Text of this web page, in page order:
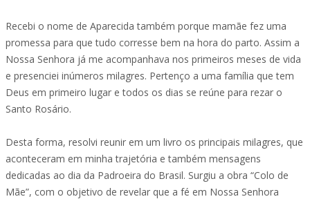
Recebi o nome de Aparecida também porque mamãe fez uma
promessa para que tudo corresse bem na hora do parto. Assim a
Nossa Senhora já me acompanhava nos primeiros meses de vida
e presenciei inúmeros milagres. Pertenço a uma família que tem
Deus em primeiro lugar e todos os dias se reúne para rezar o
Santo Rosário.
Desta forma, resolvi reunir em um livro os principais milagres, que
aconteceram em minha trajetória e também mensagens
dedicadas ao dia da Padroeira do Brasil. Surgiu a obra “Colo de
Mãe”, com o objetivo de revelar que a fé em Nossa Senhora